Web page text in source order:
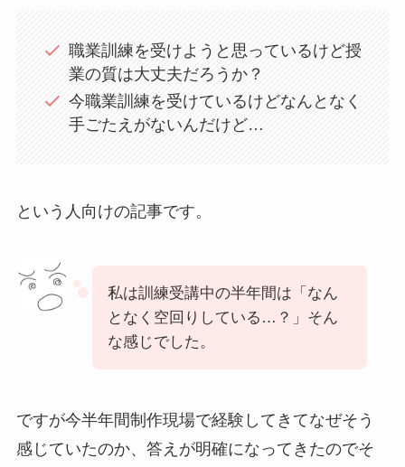
職業訓練を受けようと思っているけど授
業の質は大丈夫だろうか？
今職業訓練を受けているけどなんとなく
手ごたえがないんだけど…
という人向けの記事です。
私は訓練受講中の半年間は「なん
となく空回りしている…？」そん
な感じでした。
ですが今半年間制作現場で経験してきてなぜそう
感じていたのか、答えが明確になってきたのでそ